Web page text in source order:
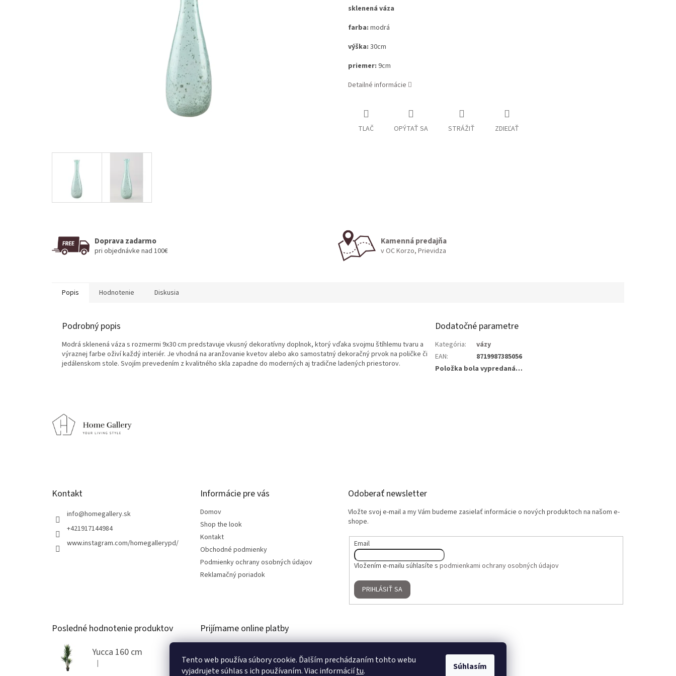
Tento web používa súbory cookie. Ďalším prechádzaním tohto webu
vyjadrujete súhlas s ich používaním. Viac informáciítu. Súhlasím
sklenená váza
farba: modrá
výška: 30cm
priemer: 9cm
Detailné informácie
TLAČ OPÝTAŤ SA STRÁŽIŤ ZDIEĽAŤ
Doprava zadarmo
pri objednávke nad 100€
Kamenná predajňa
v OC Korzo, Prievidza
Popis Hodnotenie Diskusia
Podrobný popis
Modrá sklenená váza s rozmermi 9x30 cm predstavuje vkusný dekoratívny doplnok, ktorý vďaka svojmu štíhlemu tvaru a
výraznej farbe oživí každý interiér. Je vhodná na aranžovanie kvetov alebo ako samostatný dekoračný prvok na poličke či
jedálenskom stole. Svojím prevedením z kvalitného skla zapadne do moderných aj tradične ladených priestorov.
Dodatočné parametre
Kategória:
vázy
EAN:
8719987385056
Položka bola vypredaná…
Kontakt
info@homegallery.sk
+421917144984
www.instagram.com/homegallerypd/
Informácie pre vás
Domov
Shop the look
Kontakt
Obchodné podmienky
Podmienky ochrany osobných údajov
Reklamačný poriadok
Odoberať newsletter
Vložte svoj e-mail a my Vám budeme zasielať informácie o nových produktoch na našom e-
shope.
Email
Vložením e-mailu súhlasíte s podmienkami ochrany osobných údajov
PRIHLÁSIŤ SA
Posledné hodnotenie produktov
Yucca 160 cm
Hodnotenie produktu je 5 z 5 hviezdičiek.
|
Prijímame online platby